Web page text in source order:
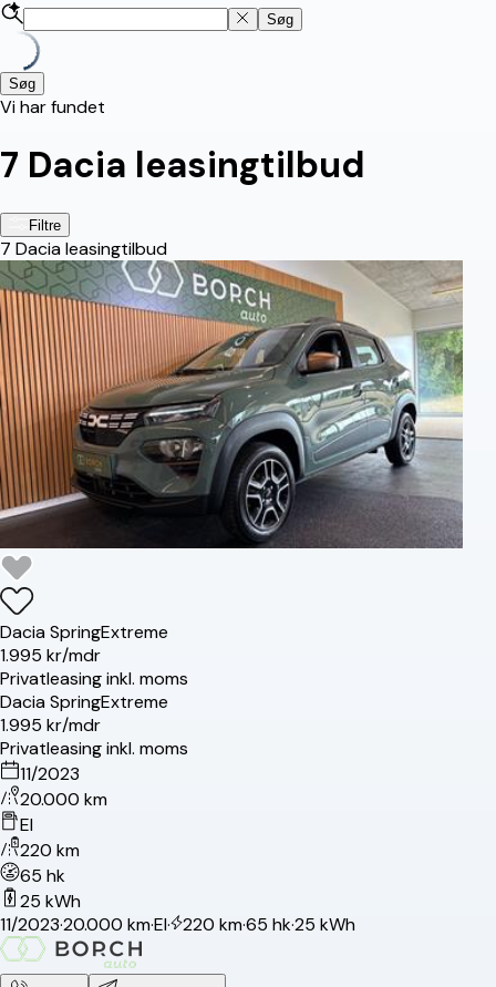
Søg
Søg
Vi har fundet
7 Dacia leasingtilbud
Filtre
7 Dacia leasingtilbud
DaciaSpringExtreme
1.995 kr/mdr
Privatleasing inkl. moms
DaciaSpringExtreme
1.995 kr/mdr
Privatleasing inkl. moms
11/2023
20.000 km
El
220 km
65 hk
25 kWh
11/2023·20.000 km·El· 220 km·65 hk·25 kWh